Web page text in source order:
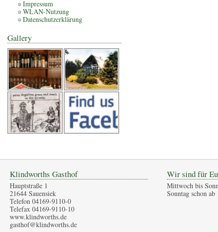
Impressum
WLAN-Nutzung
Datenschutzerklärung
Gallery
Klindworths Gasthof
Hauptstraße 1
21644 Sauensiek
Telefon 04169-9110-0
Telefax 04169-9110-10
www.klindworths.de
gasthof@klindworths.de
Wir sind für
Mittwoch bis
Sonntag schon